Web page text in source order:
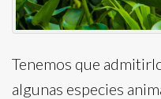
Tenemos que
algunas especies